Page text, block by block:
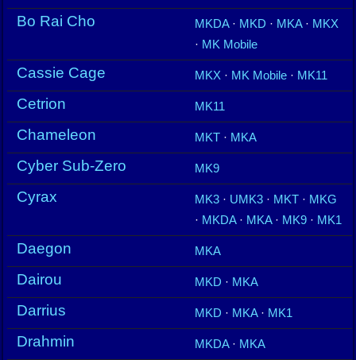
Bo Rai Cho MKDA· MKD · MKA· MKX
· MK Mobile
Cassie Cage MKX · MK Mobile · MK11
Cetrion MK11
Chameleon MKT · MKA
Cyber Sub-Zero MK9
Cyrax MK3 · UMK3 · MKT · MKG
· MKDA· MKA· MK9 · MK1
Daegon MKA
Dairou MKD · MKA
Darrius MKD · MKA· MK1
Drahmin MKDA· MKA